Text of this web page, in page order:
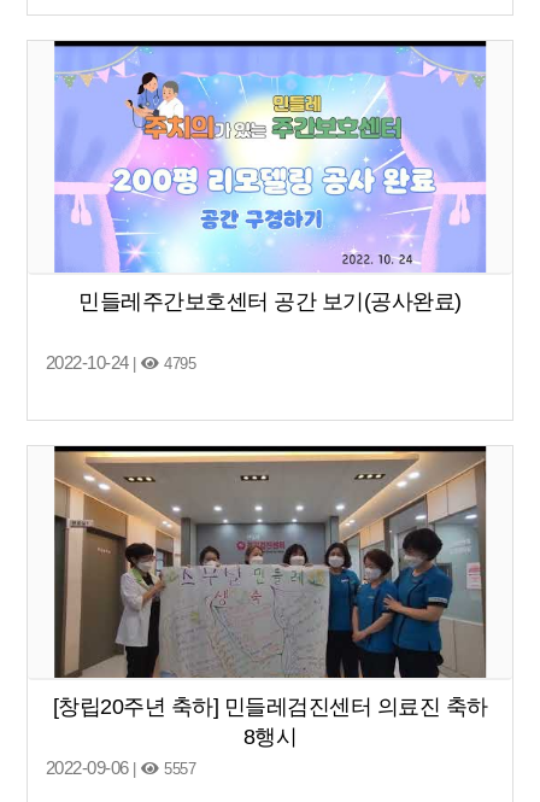
민들레주간보호센터 공간 보기(공사완료)
2022-10-24| 4795
[창립20주년 축하] 민들레검진센터 의료진 축하
8행시
2022-09-06| 5557